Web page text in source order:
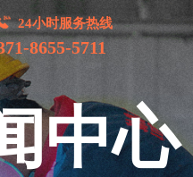
24小时服务热线
8655-5711
中心